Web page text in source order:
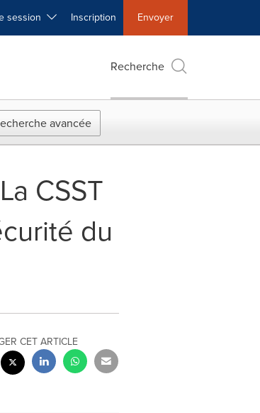
session Inscription Envoyer
Recherche
avancée
CSST
du
CET ARTICLE